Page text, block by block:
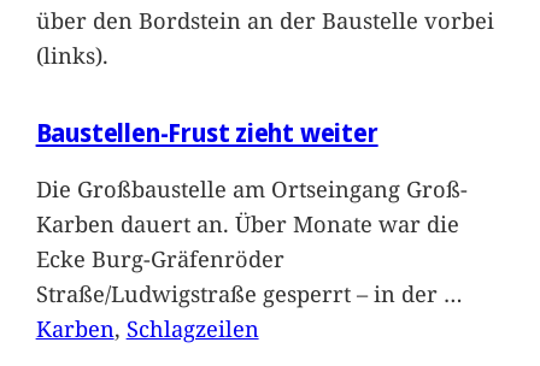
über den Bordstein an der Baustelle vorbei
(links).
Baustellen-Frust zieht weiter
Die Großbaustelle am Ortseingang Groß-
Karben dauert an. Über Monate war die
Ecke Burg-Gräfenröder
Straße/Ludwigstraße gesperrt – in der …
Karben, Schlagzeilen